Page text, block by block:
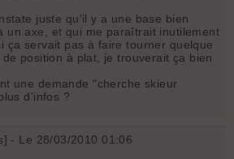
juste qu'il y a une base bien
un axe, et qui me paraîtrait inutilement
ça servait pas à faire tourner quelque
position à plat, je trouverait ça bien
une demande "cherche skieur
d'infos ?
- Le 28/03/2010 01:06